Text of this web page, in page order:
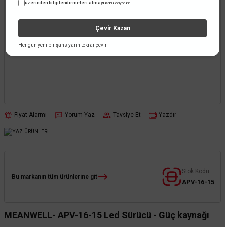
Fiyat Alarmı Yorum Yaz Tavsiye Et Yazdır
Bu markanın tüm ürünlerine git
Stok Kodu
APV-16-15
MEANWELL- APV-16-15 Led Sürücü - Güç kaynağı
üzerinden bilgilendirmeleri almayı kabul ediyorum.
Çevir Kazan
Her gün yeni bir şans yarın tekrar çevir